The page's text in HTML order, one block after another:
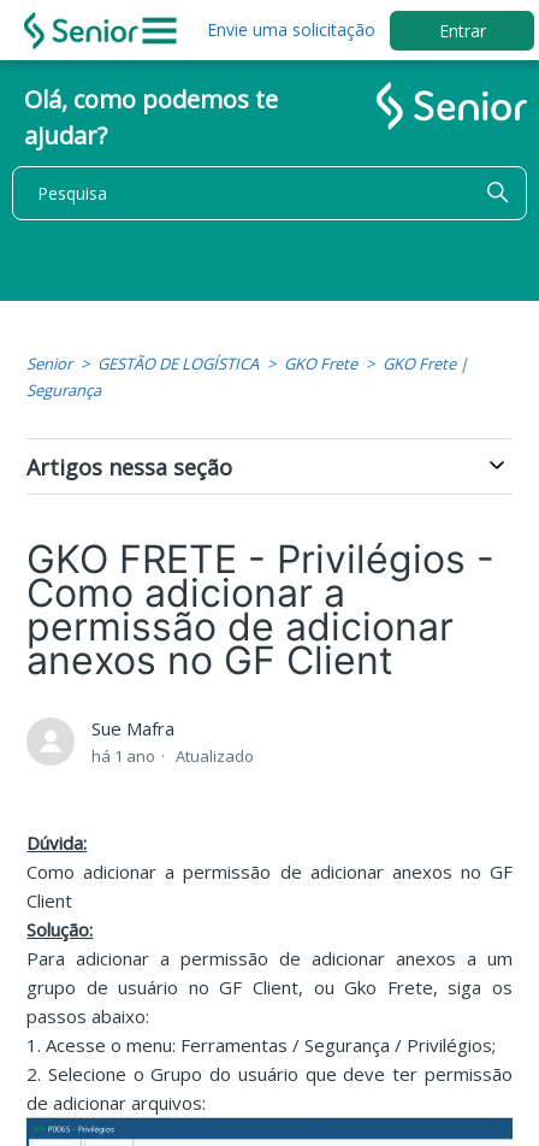
Envie uma solicitação Entrar
Olá, como podemos te
ajudar?
Senior GESTÃO DE LOGÍSTICA GKO Frete
GKO Frete |
Segurança
Artigos nessa seção
GKO FRETE - Privilégios -
Como adicionar a
permissão de adicionar
anexos no GF Client
Sue Mafra
há 1 ano Atualizado
Dúvida:
Como adicionar a permissão de adicionar anexos no GF
Client
Solução:
Para adicionar a permissão de adicionar anexos a um
grupo de usuário no GF Client, ou Gko Frete, siga os
passos abaixo:
1. Acesse o menu: Ferramentas / Segurança / Privilégios;
2. Selecione o Grupo do usuário que deve ter permissão
de adicionar arquivos: